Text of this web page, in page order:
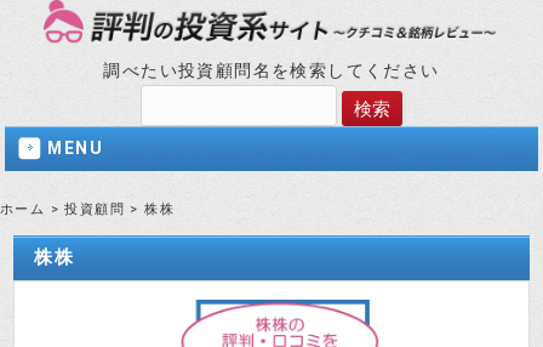
調べたい投資顧問名を検索してください
MENU
ホーム >投資顧問 >株株
株株